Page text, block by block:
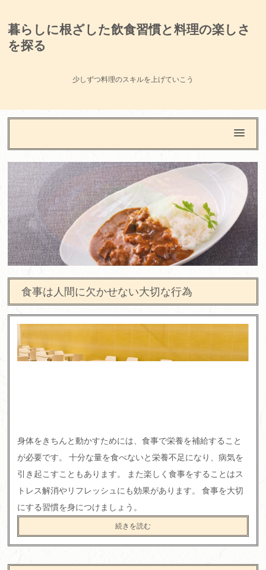
暮らしに根ざした飲食習慣と料理の楽しさ
を探る
少しずつ料理のスキルを上げていこう
食事は人間に欠かせない大切な行為
身体をきちんと動かすためには、食事で栄養を補給すること
が必要です。 十分な量を食べないと栄養不足になり、病気を
引き起こすこともあります。 また楽しく食事をすることはス
トレス解消やリフレッシュにも効果があります。 食事を大切
にする習慣を身につけましょう。
続きを読む